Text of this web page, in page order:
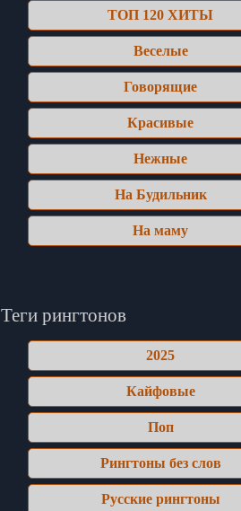
ТОП 120 ХИТЫ
Веселые
Говорящие
Красивые
Нежные
На Будильник
На маму
Теги рингтонов
2025
Кайфовые
Поп
Рингтоны без слов
Русские рингтоны